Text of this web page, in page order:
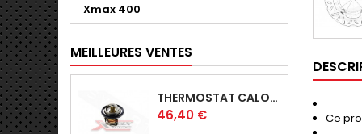
Xmax 400
MEILLEURES VENTES
THERMOSTAT CALORSTAT ORIGINE YAMAHA X-MAX - SKYLINE 125-YZFR125
Prix
46,40 €
Ce